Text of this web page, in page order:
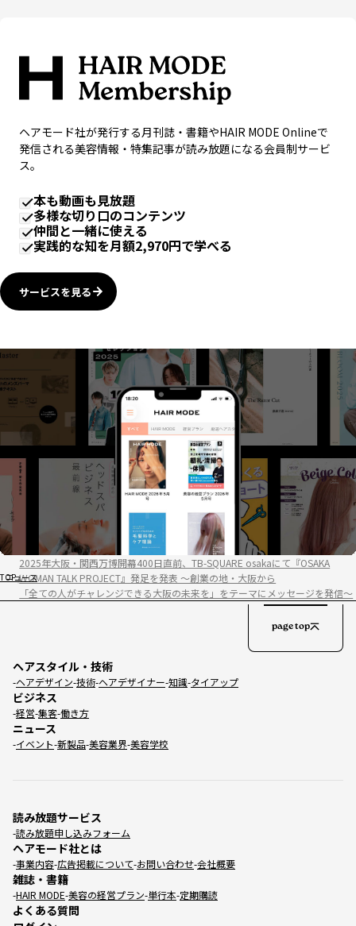
ヘアモード社が発行する月刊誌・書籍やHAIR MODE Onlineで
発信される美容情報・特集記事が読み放題になる会員制サービ
ス。
本も動画も見放題
多様な切り口のコンテンツ
仲間と一緒に使える
実践的な知を月額2,970円で学べる
サービスを見る
TOP
ニュース
2025年大阪・関西万博開幕400日直前、TB-SQUARE osakaにて『OSAKA
WOMAN TALK PROJECT』発足を発表 ～創業の地・大阪から
「全ての人がチャレンジできる大阪の未来を」をテーマにメッセージを発信～
ヘアスタイル・技術
ヘアデザイン 技術 ヘアデザイナー 知識 タイアップ
ビジネス
経営 集客 働き方
ニュース
イベント 新製品 美容業界 美容学校
読み放題サービス
読み放題申し込みフォーム
ヘアモード社とは
事業内容 広告掲載について お問い合わせ 会社概要
雑誌・書籍
HAIR MODE 美容の経営プラン 単行本 定期購読
よくある質問
page top